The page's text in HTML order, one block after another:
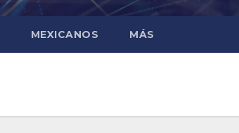
MEXICANOS MÁS